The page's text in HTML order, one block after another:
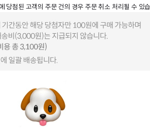
당첨된 고객의 주문 건의 경우 주문 취소 처리될 수 있